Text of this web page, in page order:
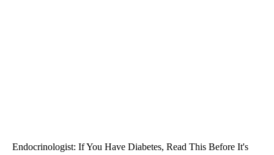
Endocrinologist: If You Have Diabetes, Read This Before It's